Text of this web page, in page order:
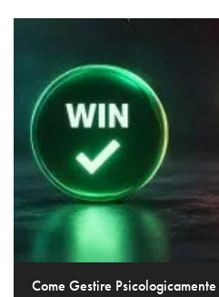
Come Gestire